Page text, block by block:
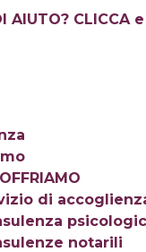
AIUTO? CLICCA
di
notarili